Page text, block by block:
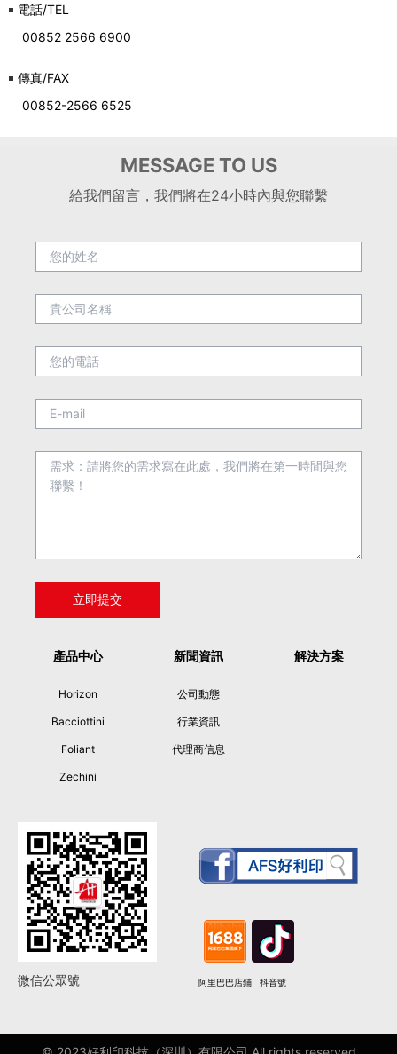
電話/TEL
00852 2566 6900
傳真/FAX
00852-2566 6525
MESSAGE TO US
給我們留言，我們將在24小時內與您聯繫
產品中心
Horizon
Bacciottini
Foliant
Zechini
新聞資訊
公司動態
行業資訊
代理商信息
解決方案
微信公眾號 阿里巴巴店鋪 抖音號